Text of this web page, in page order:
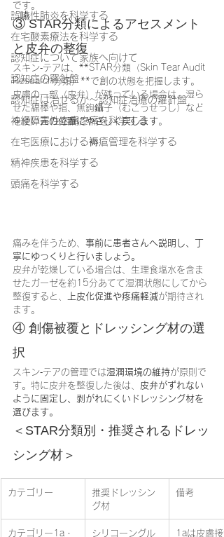
誤嚥性肺炎を科学する
在宅酸素療法を科学する
認知症について家族へ向けて
認知症の羅針盤
認知症は治せるか～認知症治療の羅針盤
神経障害性疼痛疼痛を科学する
在宅医療における褥瘡管理を科学する
精神疾患を科学する
頭痛を科学する
です。
③ STAR分類によるアセスメント
と皮弁の整復
スキン‐テアは、**STAR分類（Skin Tear Audit
Research分類）**で創の状態を把握します。
皮膚の一部（皮弁）が残っている場合は、湿ら
せた綿棒や指、無鉤鑷子（むこうせっし）など
を使い元の位置にやさしく戻します。
痛みを伴うため、 事前に患者さんへ説明し、丁
寧にゆっくりと行いましょう。
皮弁が乾燥している場合は、生理食塩水を含ま
せたガーゼを約15分あてて湿潤状態にしてから
整復すると、
上皮化促進や疼痛軽減が期待され
ます。
④ 創傷被覆とドレッシング材の選
択
スキン‐テアの管理では湿潤環境の維持が原則で
す。特に皮弁を整復した後は、 皮弁がずれない
ように固定し、剥がれにくいドレッシング材を
選びます。
＜STAR分類別・推奨されるドレッ
シング材＞
カテゴリー
推奨ドレッシン
グ材
備考
カテゴリー1a・ シリコーングル 1aは皮膚接